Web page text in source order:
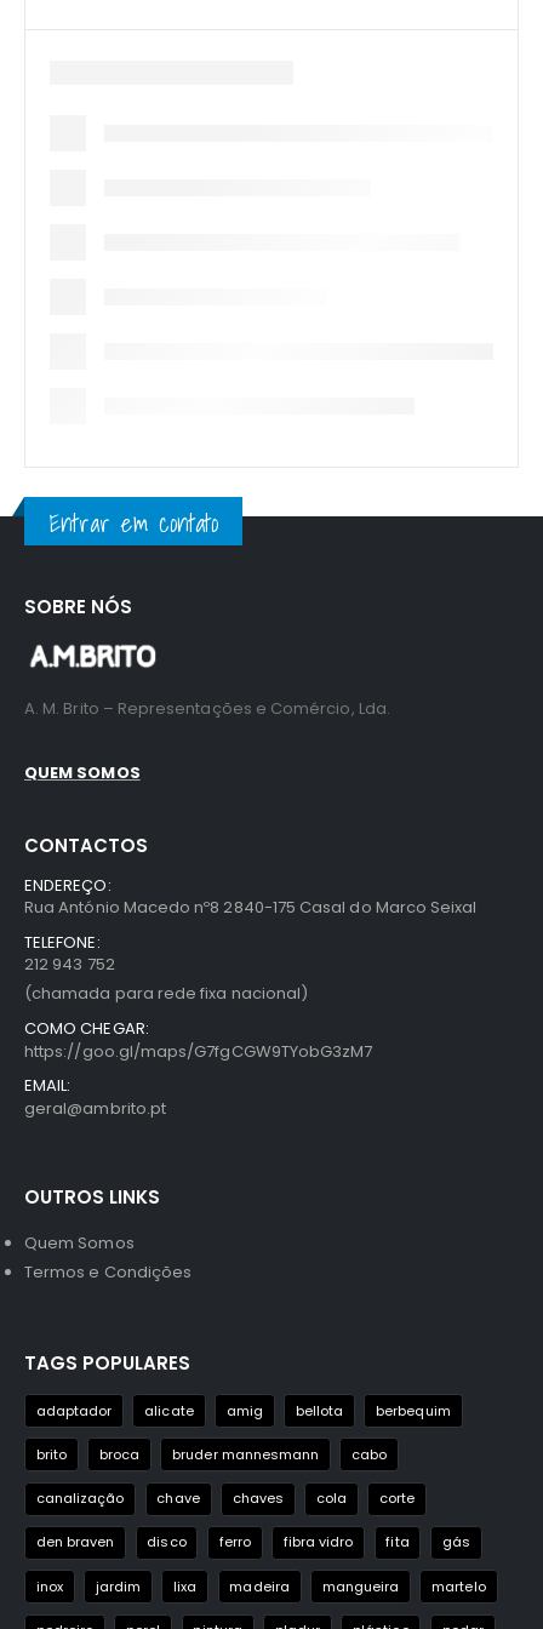
Entrar em contato
SOBRE NÓS
A. M. Brito – Representações e Comércio, Lda.
QUEM SOMOS
CONTACTOS
ENDEREÇO:
Rua António Macedo nº8 2840-175 Casal do Marco Seixal
TELEFONE:
212 943 752
(chamada para rede fixa nacional)
COMO CHEGAR:
https://goo.gl/maps/G7fgCGW9TYobG3zM7
EMAIL:
geral@ambrito.pt
OUTROS LINKS
Quem Somos
Termos e Condições
TAGS POPULARES
adaptador alicate amig bellota berbequim
brito broca bruder mannesmann cabo
canalização chave chaves cola corte
den braven disco ferro fibra vidro fita gás
inox jardim lixa madeira mangueira martelo